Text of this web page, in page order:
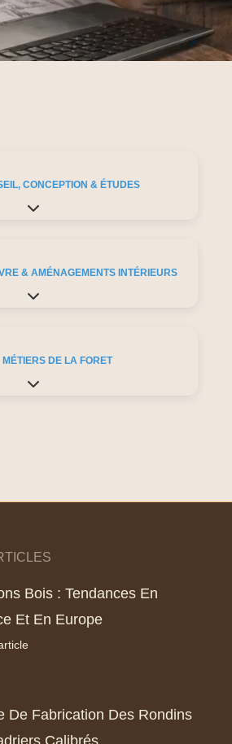
CONCEPTION & ÉTUDES
Expand sub-categories
& AMÉNAGEMENTS INTÉRIEURS
Expand sub-categories
MÉTIERS DE LA FORET
Expand sub-categories
Bois : Tendances En
Et En Europe
De Fabrication Des Rondins
Calibrés